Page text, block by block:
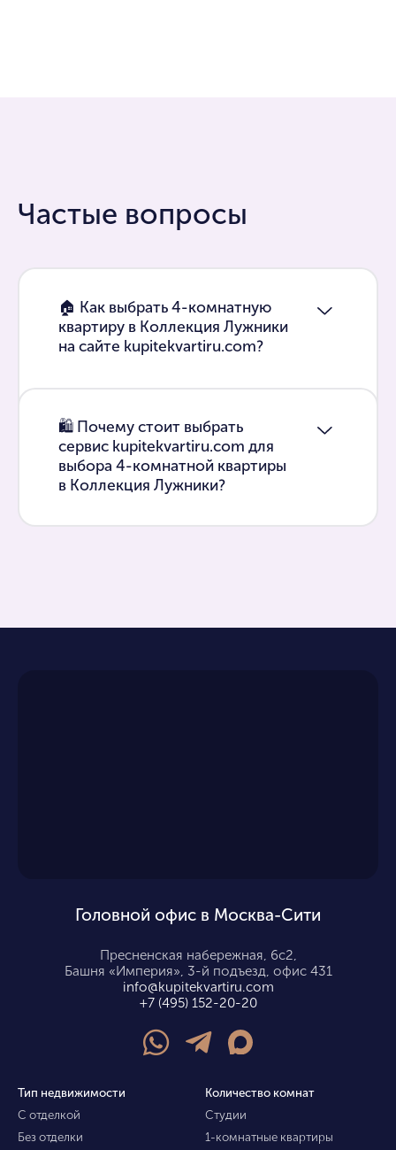
Частые вопросы
🏠 Как выбрать 4-комнатную
квартиру в Коллекция Лужники
на сайте kupitekvartiru.com?
🛍 Почему стоит выбрать
сервис kupitekvartiru.com для
выбора 4-комнатной квартиры
в Коллекция Лужники?
Головной офис в Москва-Сити
Пресненская набережная, 6с2,
Башня «Империя», 3-й подъезд, офис 431
info@kupitekvartiru.com
+7 (495) 152-20-20
Тип недвижимости
С отделкой
Без отделки
Количество комнат
Студии
1-комнатные квартиры